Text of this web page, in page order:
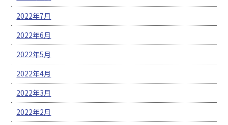
2022年7月
2022年6月
2022年5月
2022年4月
2022年3月
2022年2月